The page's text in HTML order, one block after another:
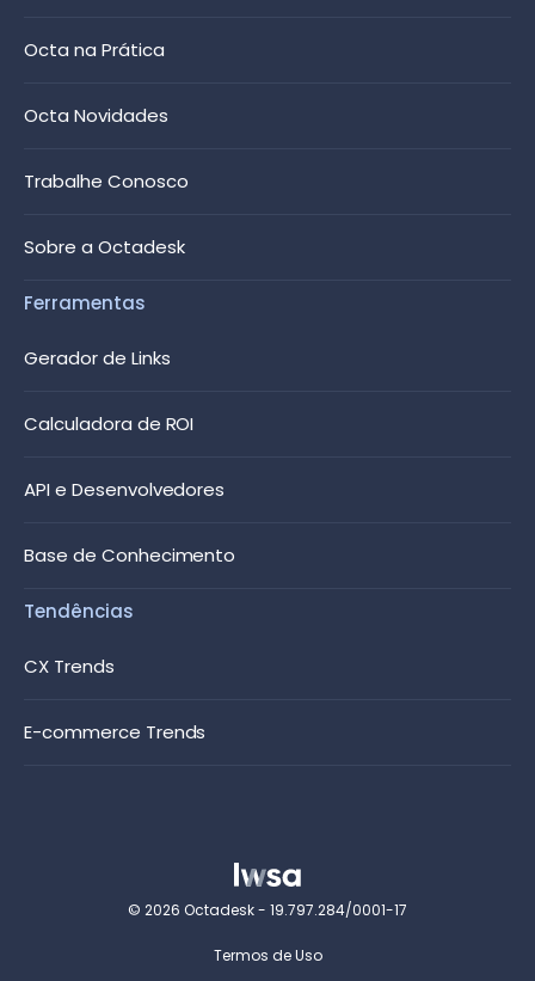
Octa na Prática
Octa Novidades
Trabalhe Conosco
Sobre a Octadesk
Ferramentas
Gerador de Links
Calculadora de ROI
API e Desenvolvedores
Base de Conhecimento
Tendências
CX Trends
E-commerce Trends
© 2026 Octadesk - 19.797.284/0001-17
Termos de Uso